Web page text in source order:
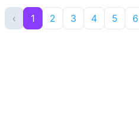
‹ 1 2 3 4 5 6